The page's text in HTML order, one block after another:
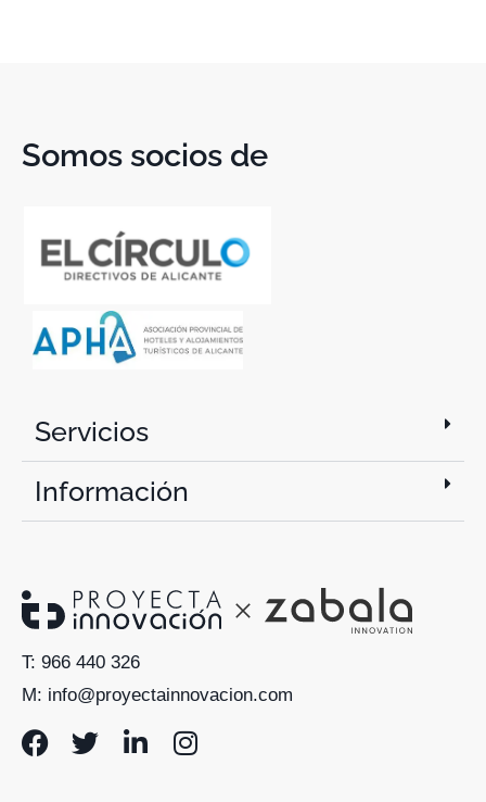
Somos socios de
Servicios
Información
T: 966 440 326
M: info@proyectainnovacion.com